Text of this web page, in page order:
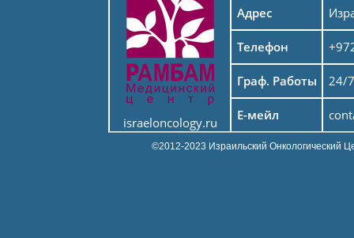
israeloncology.ru
Адрес
Телефон
Граф. Работы 24/7
Е-мейл
©2012-2023 Израильский Онкологический